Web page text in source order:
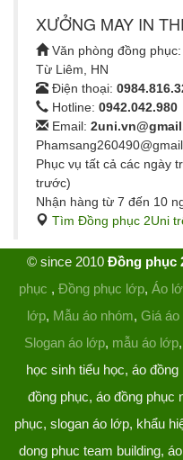
XƯỞNG MAY IN
Văn phòng đồng
Từ Liêm, HN
Điện thoại:
Hotline: 0942.042.980
Email:
Phục vụ tất cả các ngày
trước)
Nhận hàng từ 7 đến 10
Tìm Đồng phục 2Uni
© since 2010 Đồng phục
phục , Đồng phục lớp, Áo
lớp, Mẫu áo nhóm, Giá áo
Slogan áo lớp, mẫu áo lớp
học sinh tiểu học, áo
đồng phục, áo đồng phục
phục, slogan áo lớp, khẩu
dong phuc team building,